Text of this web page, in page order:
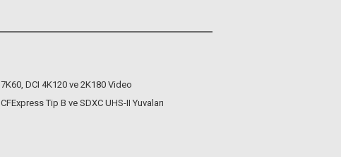
7K60, DCI 4K120 ve 2K180 Video
CFExpress Tip B ve SDXC UHS-II Yuvaları